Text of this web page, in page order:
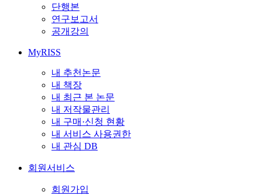
단행본
연구보고서
공개강의
MyRISS
내 추천논문
내 책장
내 최근 본 논문
내 저작물관리
내 구매·신청 현황
내 서비스 사용권한
내 관심 DB
회원서비스
회원가입